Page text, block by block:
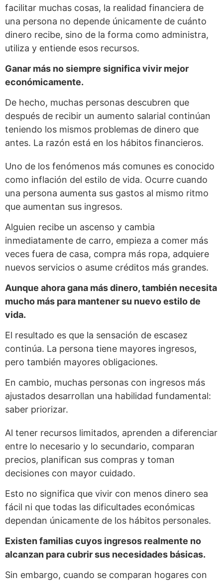
facilitar muchas cosas, la realidad financiera de
una persona no depende únicamente de cuánto
dinero recibe, sino de la forma como administra,
utiliza y entiende esos recursos.
Ganar más no siempre significa vivir mejor
económicamente.
De hecho, muchas personas descubren que
después de recibir un aumento salarial continúan
teniendo los mismos problemas de dinero que
antes. La razón está en los hábitos financieros.
Uno de los fenómenos más comunes es conocido
como inflación del estilo de vida. Ocurre cuando
una persona aumenta sus gastos al mismo ritmo
que aumentan sus ingresos.
Alguien recibe un ascenso y cambia
inmediatamente de carro, empieza a comer más
veces fuera de casa, compra más ropa, adquiere
nuevos servicios o asume créditos más grandes.
Aunque ahora gana más dinero, también necesita
mucho más para mantener su nuevo estilo de
vida.
El resultado es que la sensación de escasez
continúa. La persona tiene mayores ingresos,
pero también mayores obligaciones.
En cambio, muchas personas con ingresos más
ajustados desarrollan una habilidad fundamental:
saber priorizar.
Al tener recursos limitados, aprenden a diferenciar
entre lo necesario y lo secundario, comparan
precios, planifican sus compras y toman
decisiones con mayor cuidado.
Esto no significa que vivir con menos dinero sea
fácil ni que todas las dificultades económicas
dependan únicamente de los hábitos personales.
Existen familias cuyos ingresos realmente no
alcanzan para cubrir sus necesidades básicas.
Sin embargo, cuando se comparan hogares con